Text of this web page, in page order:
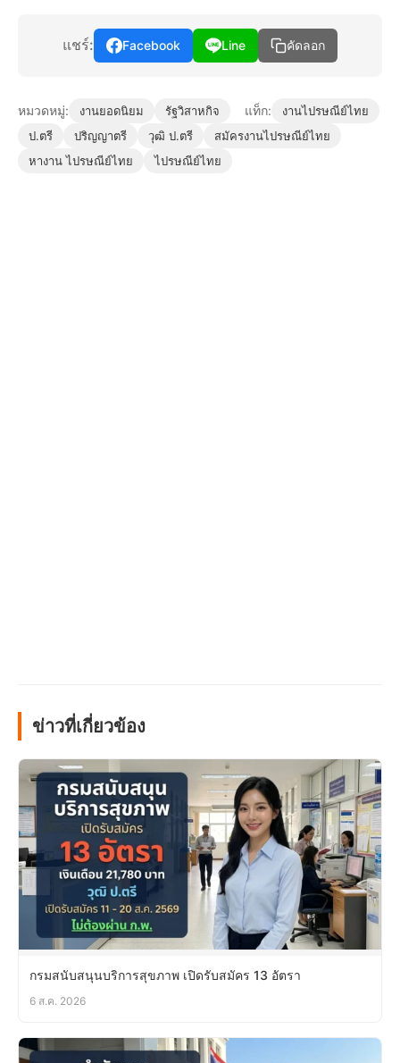
แชร์: Facebook Line คัดลอก
หมวดหมู่: งานยอดนิยม รัฐวิสาหกิจ แท็ก:
งานไปรษณีย์ไทย
ป.ตรี
ปริญญาตรี วุฒิ ป.ตรี
สมัครงานไปรษณีย์ไทย
หางาน ไปรษณีย์ไทย
ไปรษณีย์ไทย
ข่าวที่เกี่ยวข้อง
กรมสนับสนุนบริการสุขภาพ เปิดรับสมัคร 13 อัตรา
6 ส.ค. 2026